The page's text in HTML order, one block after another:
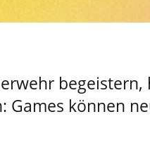
begeistern,
können